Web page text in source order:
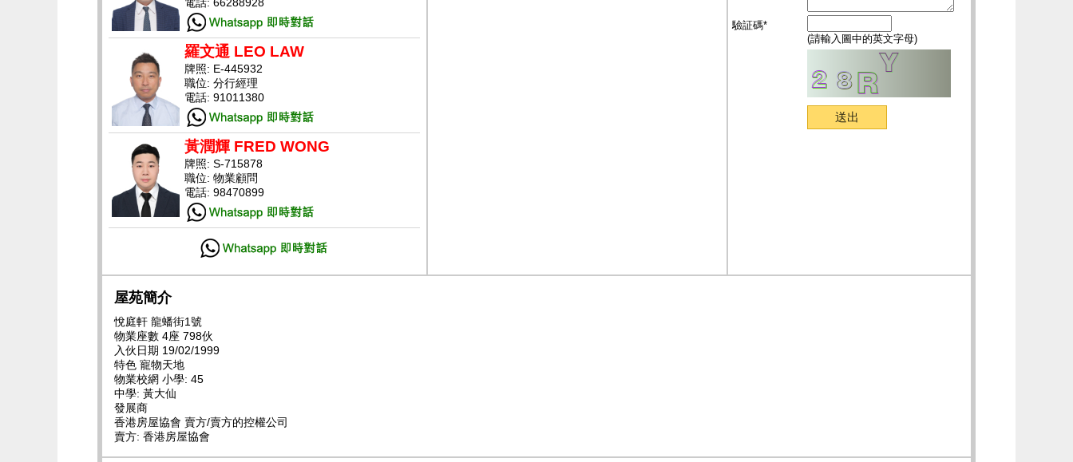
驗証碼*
(請輸入圖中的英文字母)
羅文通 LEO LAW
牌照: E-445932
職位: 分行經理
電話: 91011380
黃潤輝 FRED WONG
牌照: S-715878
職位: 物業顧問
電話: 98470899
屋苑簡介
悅庭軒 龍蟠街1號
物業座數 4座 798伙
入伙日期 19/02/1999
特色 寵物天地
物業校網 小學: 45
中學: 黃大仙
發展商
香港房屋協會 賣方/賣方的控權公司
賣方: 香港房屋協會